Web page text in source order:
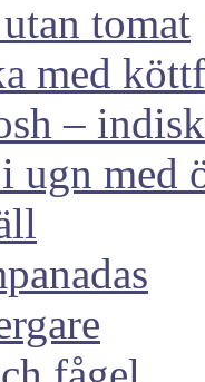
tomat
med
–
ugn med